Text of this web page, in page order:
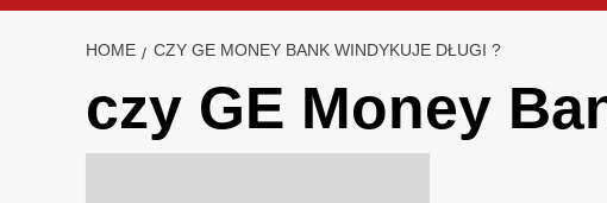
HOME CZY GE MONEY BANK WINDYKUJE DŁUGI ?
czy GE Money